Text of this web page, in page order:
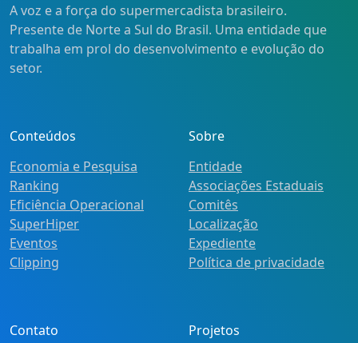
A voz e a força do supermercadista brasileiro.
Presente de Norte a Sul do Brasil. Uma entidade que
trabalha em prol do desenvolvimento e evolução do
setor.
Conteúdos
Economia e Pesquisa
Ranking
Eficiência Operacional
SuperHiper
Eventos
Clipping
Sobre
Entidade
Associações Estaduais
Comitês
Localização
Expediente
Política de privacidade
Contato
Projetos